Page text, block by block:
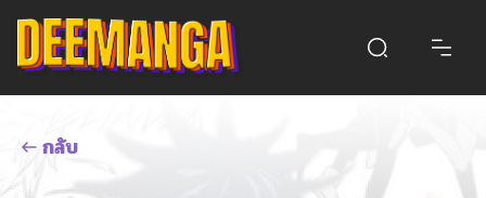
กลับ